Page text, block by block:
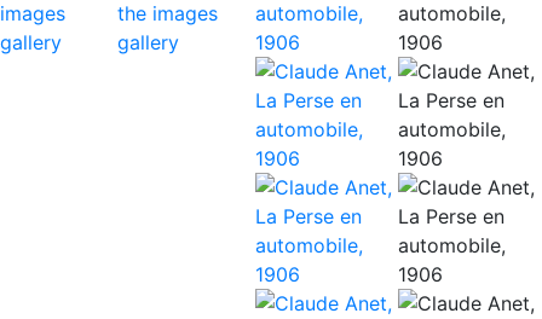
images
gallery
the images
gallery